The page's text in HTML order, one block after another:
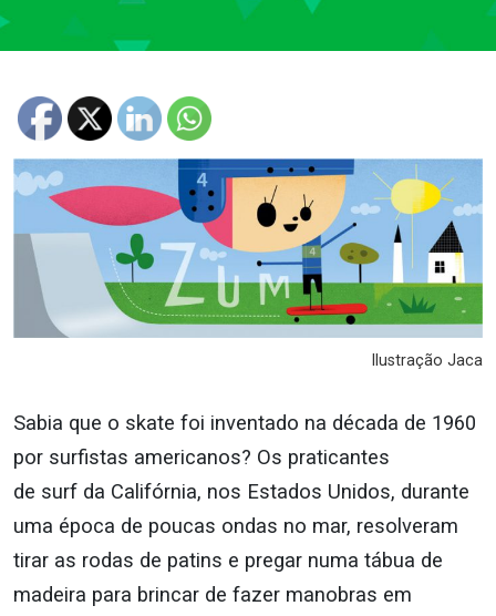
Ilustração Jaca
Sabia que o skate foi inventado na década de 1960
por surfistas americanos? Os praticantes
de surf da Califórnia, nos Estados Unidos, durante
uma época de poucas ondas no mar, resolveram
tirar as rodas de patins e pregar numa tábua de
madeira para brincar de fazer manobras em